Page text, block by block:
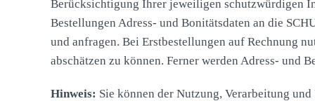
Berücksichtigung Ihrer jeweiligen schutzwürdigen
Bestellungen Adress- und Bonitätsdaten an die
und anfragen. Bei Erstbestellungen auf Rechnung
abschätzen zu können. Ferner werden Adress- und
Hinweis: Sie können der Nutzung, Verarbeitung